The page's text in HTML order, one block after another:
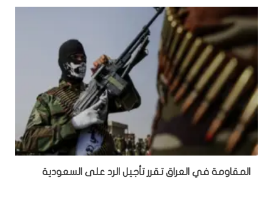
المقاومة في العراق تقرر تأجيل الرد على السعودية